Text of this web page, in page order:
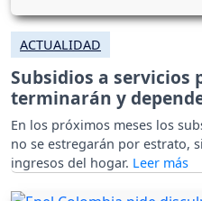
ACTUALIDAD
Subsidios a servicios
terminarán y
En los próximos meses los
no se estregarán por estrato,
ingresos del hogar.